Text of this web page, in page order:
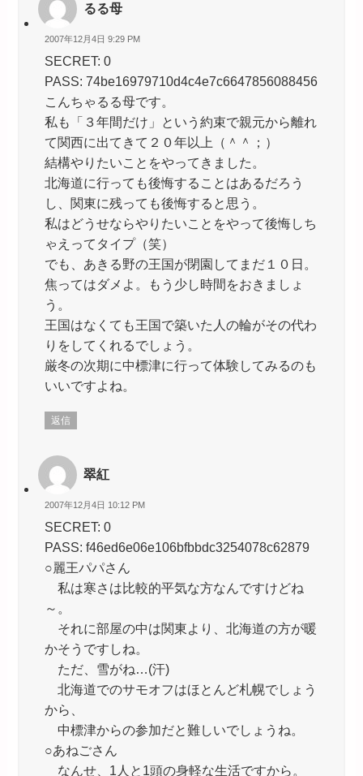
るる母
2007年12月4日 9:29 PM
SECRET: 0
PASS: 74be16979710d4c4e7c6647856088456
こんちゃるる母です。
私も「３年間だけ」という約束で親元から離れ
て関西に出てきて２０年以上（＾＾；）
結構やりたいことをやってきました。
北海道に行っても後悔することはあるだろう
し、関東に残っても後悔すると思う。
私はどうせならやりたいことをやって後悔しち
ゃえってタイプ（笑）
でも、あきる野の王国が閉園してまだ１０日。
焦ってはダメよ。もう少し時間をおきましょ
う。
王国はなくても王国で築いた人の輪がその代わ
りをしてくれるでしょう。
厳冬の次期に中標津に行って体験してみるのも
いいですよね。
返信
翠紅
2007年12月4日 10:12 PM
SECRET: 0
PASS: f46ed6e06e106bfbbdc3254078c62879
○麗王パパさん
私は寒さは比較的平気な方なんですけどね
～。
それに部屋の中は関東より、北海道の方が暖
かそうですしね。
ただ、雪がね…(汗)
北海道でのサモオフはほとんど札幌でしょう
から、
中標津からの参加だと難しいでしょうね。
○あねごさん
なんせ、1人と1頭の身軽な生活ですから。